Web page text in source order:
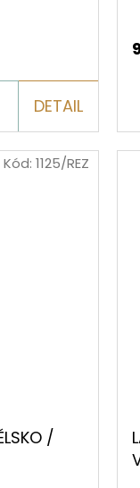
KOŠÍKU
DETAIL
/
Kód: 1125/REZ